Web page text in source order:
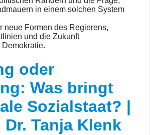
in einem solchen System
neue Formen des Regierens,
und die Zukunft
oder
Was bringt
Sozialstaat? |
Tanja Klenk